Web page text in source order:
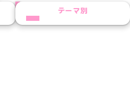
PREVNEXT テーマ別